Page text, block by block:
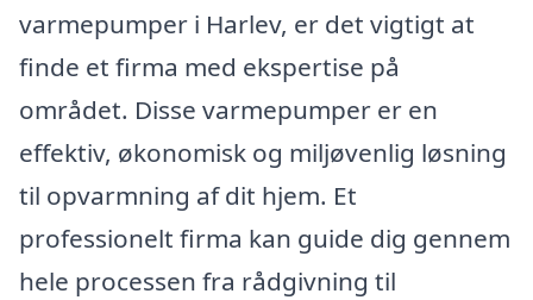
varmepumper i Harlev, er det vigtigt at
finde et firma med ekspertise på
området. Disse varmepumper er en
effektiv, økonomisk og miljøvenlig løsning
til opvarmning af dit hjem. Et
professionelt firma kan guide dig gennem
hele processen fra rådgivning til